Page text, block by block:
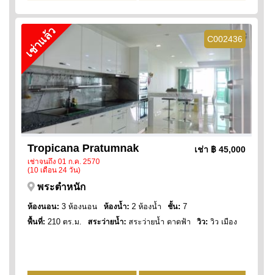
C002436
เช่าแล้ว
Tropicana Pratumnak
เช่าจนถึง 01 ก.ค. 2570
(10 เดือน 24 วัน)
เช่า ฿ 45,000
พระตำหนัก
ห้องนอน: 3 ห้องนอน ห้องน้ำ: 2 ห้องน้ำ ชั้น: 7
พื้นที่: 210 ตร.ม. สระว่ายน้ำ: สระว่ายน้ำ ดาดฟ้า วิว: วิว เมือง